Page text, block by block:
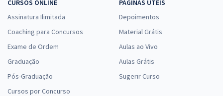
CURSOS ONLINE
Assinatura Ilimitada
Coaching para Concursos
Exame de Ordem
Graduação
Pós-Graduação
Cursos por Concurso
PÁGINAS ÚTEIS
Depoimentos
Material Grátis
Aulas ao Vivo
Aulas Grátis
Sugerir Curso